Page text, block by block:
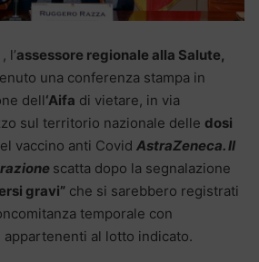
, l’assessore regionale alla Salute,
una conferenza stampa in
dell‘Aifa di vietare, in via
sul territorio nazionale delle dosi
vaccino anti Covid AstraZeneca. Il
scatta dopo la segnalazione
gravi” che si sarebbero registrati
temporale con
appartenenti al lotto indicato.